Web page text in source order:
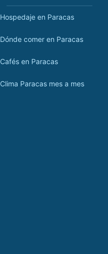
Hospedaje en Paracas
Dónde comer en Paracas
Cafés en Paracas
Clima Paracas mes a mes